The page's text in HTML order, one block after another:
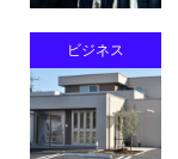
ビジネス